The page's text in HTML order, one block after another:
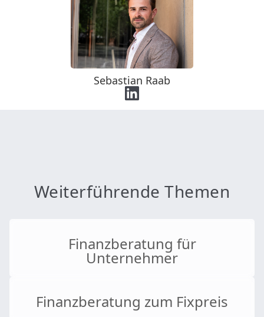
Sebastian Raab
Weiterführende Themen
Finanzberatung für
Unternehmer
Finanzberatung zum Fixpreis